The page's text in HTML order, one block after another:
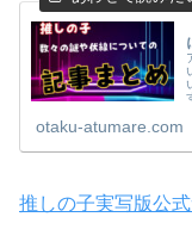
otaku-atumare.com
推しの子実写版公式